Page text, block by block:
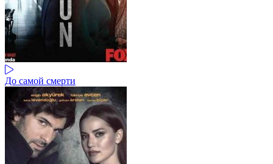
До самой смерти